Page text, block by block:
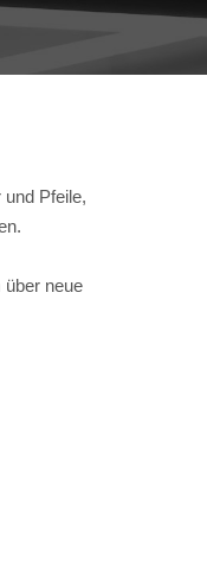
Pfeile,
über neue